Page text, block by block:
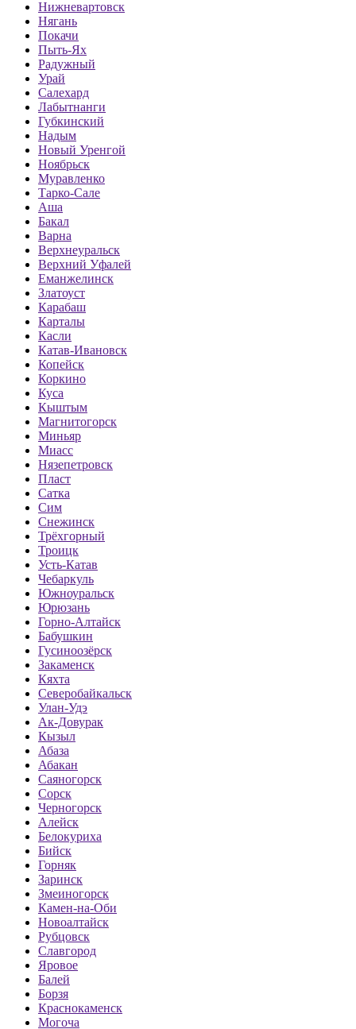
Нижневартовск
Нягань
Покачи
Пыть-Ях
Радужный
Урай
Салехард
Лабытнанги
Губкинский
Надым
Новый Уренгой
Ноябрьск
Муравленко
Тарко-Сале
Аша
Бакал
Варна
Верхнеуральск
Верхний Уфалей
Еманжелинск
Златоуст
Карабаш
Карталы
Касли
Катав-Ивановск
Копейск
Коркино
Куса
Кыштым
Магнитогорск
Миньяр
Миасс
Нязепетровск
Пласт
Сатка
Сим
Снежинск
Трёхгорный
Троицк
Усть-Катав
Чебаркуль
Южноуральск
Юрюзань
Горно-Алтайск
Бабушкин
Гусиноозёрск
Закаменск
Кяхта
Северобайкальск
Улан-Удэ
Ак-Довурак
Кызыл
Абаза
Абакан
Саяногорск
Сорск
Черногорск
Алейск
Белокуриха
Бийск
Горняк
Заринск
Змеиногорск
Камен-на-Оби
Новоалтайск
Рубцовск
Славгород
Яровое
Балей
Борзя
Краснокаменск
Могоча